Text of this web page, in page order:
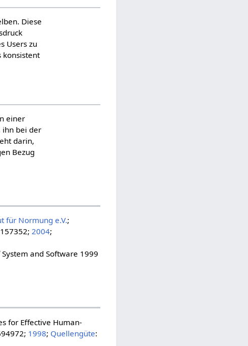
Diese
Users zu
konsistent
einer
ihn bei der
darin,
Bezug
für Normung e.V.;
2004;
and Software 1999
for Effective Human-
1998; Quellengüte: